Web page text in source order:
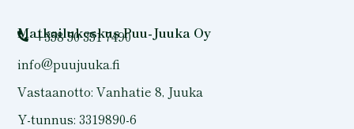
Matkailukeskus Puu-Juuka Oy
+358 50 351 7490
info@puujuuka.fi
Vastaanotto: Vanhatie 8, Juuka
Y-tunnus: 3319890-6